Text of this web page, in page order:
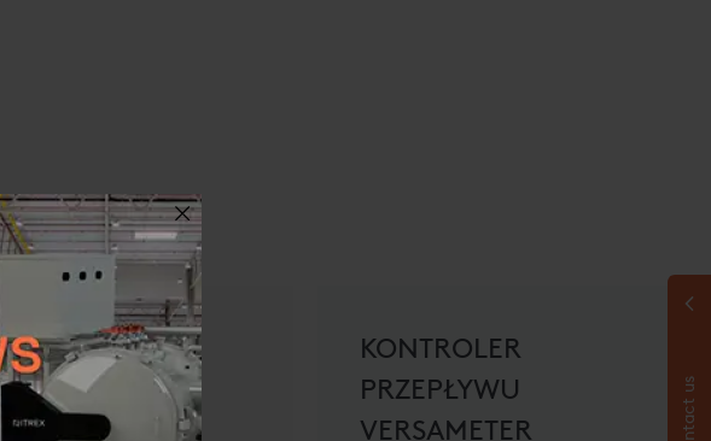
KONTROLER
PRZEPŁYWU
VERSAMETER
Contact us